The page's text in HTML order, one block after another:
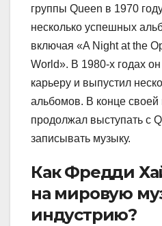
группы Queen в 1970
несколько успешных
включая «A Night at the
World». В 1980-х годах
карьеру и выпустил
альбомов. В конце своей
продолжал выступать с
записывать музыку.
Как Фредди
на мировую
индустрию?